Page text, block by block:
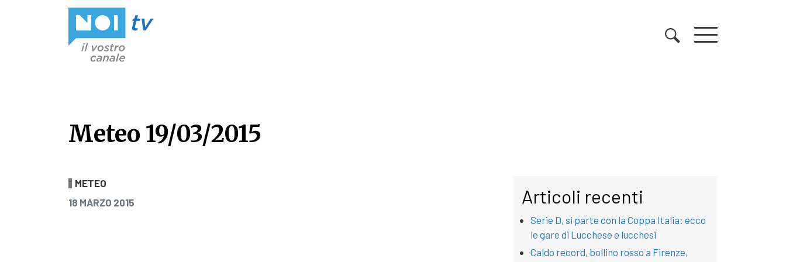
Meteo 19/03/2015
Meteo 19/03/2015
METEO
PUBBLICATO IL
18 MARZO 2015 Articoli recenti
Serie D, si parte con la Coppa Italia: ecco
le gare di Lucchese e lucchesi
Caldo record, bollino rosso a Firenze,